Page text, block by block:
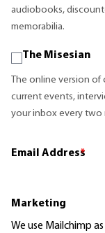
audiobooks,
memorabilia.
The Misesian
The online version of
current events,
your inbox every two
Email Address
*
Marketing
We use Mailchimp